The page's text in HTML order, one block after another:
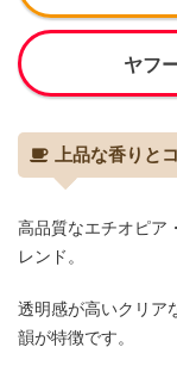
ヤフ
上品な香りと
高品質なエチオピア
レンド。
透明感が高いクリア
韻が特徴です。